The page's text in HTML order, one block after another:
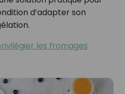
d’adapter son
les fromages